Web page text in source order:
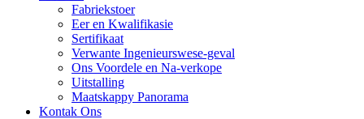
Fabriekstoer
Eer en Kwalifikasie
Sertifikaat
Verwante Ingenieurswese-geval
Ons Voordele en Na-verkope
Uitstalling
Maatskappy Panorama
Kontak Ons